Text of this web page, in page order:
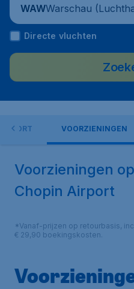
WAWWarschau
ric Chopin), Polen
Directe vluchten
VOORZIENINGEN
Voorzieningen
Chopin Airport
*Vanaf-prijzen op retourbasis,
€ 29,90 boekingskosten.